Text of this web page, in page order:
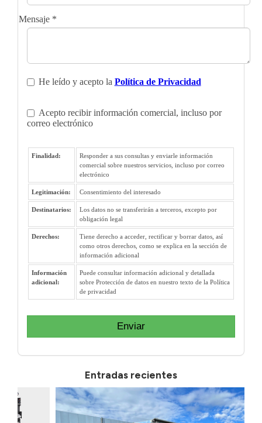
Mensaje *
He leído y acepto la Política de Privacidad
Acepto recibir información comercial, incluso por
correo electrónico
Finalidad:
Responder a sus consultas y enviarle información
comercial sobre nuestros servicios, incluso por correo
electrónico
Legitimación: Consentimiento del interesado
Destinatarios:
Los datos no se transferirán a terceros, excepto por
obligación legal
Derechos:
Tiene derecho a acceder, rectificar y borrar datos, así
como otros derechos, como se explica en la sección de
información adicional
Información
adicional:
Puede consultar información adicional y detallada
sobre Protección de datos en nuestro texto de la Política
de privacidad
Enviar
Entradas recientes